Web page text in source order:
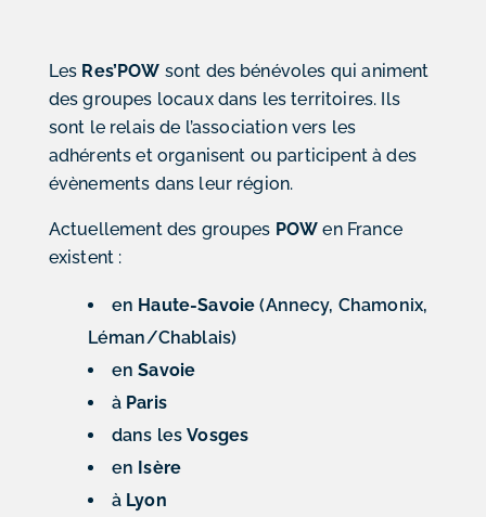
Les Res’POW sont des bénévoles qui animent
des groupes locaux dans les territoires. Ils
sont le relais de l’association vers les
adhérents et organisent ou participent à des
évènements dans leur région.
Actuellement des groupes POW en France
existent :
en Haute-Savoie (Annecy, Chamonix,
Léman/Chablais)
enSavoie
à Paris
dans lesVosges
en Isère
à Lyon